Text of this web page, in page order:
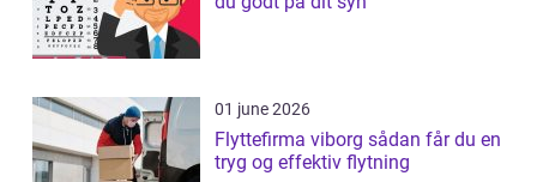
01 june 2026
Flyttefirma viborg sådan får du en
tryg og effektiv flytning